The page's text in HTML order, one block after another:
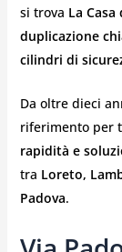
si trova La Casa
duplicazione
cilindri di
Da oltre dieci
riferimento per
rapidità e
tra Loreto,
Padova.